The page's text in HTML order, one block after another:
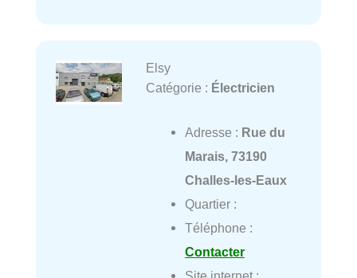
Elsy
Catégorie : Électricien
Adresse : Rue du
Marais, 73190
Challes-les-Eaux
Quartier :
Téléphone :
Contacter